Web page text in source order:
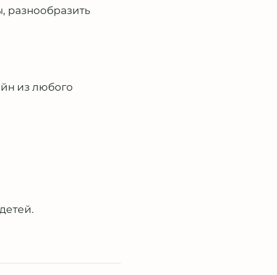
разнообразить
из любого